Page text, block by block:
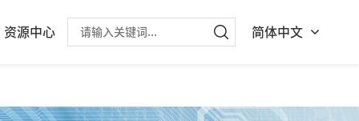
资源中心 简体中文